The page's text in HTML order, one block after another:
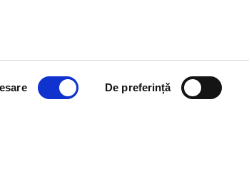
De preferință